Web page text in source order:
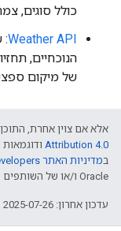
כולל סוגים,
Weather API
:
הנוכחיים,
של מיקום
אלא אם צוין אחרת,
Attribution 4.0 ודוגמאות
במדיניות האתר Google Developers‏
Oracle ו/או של השותפים העצמאיים שלה.
עדכון אחרון: 2025-07-26 (שעון UTC).